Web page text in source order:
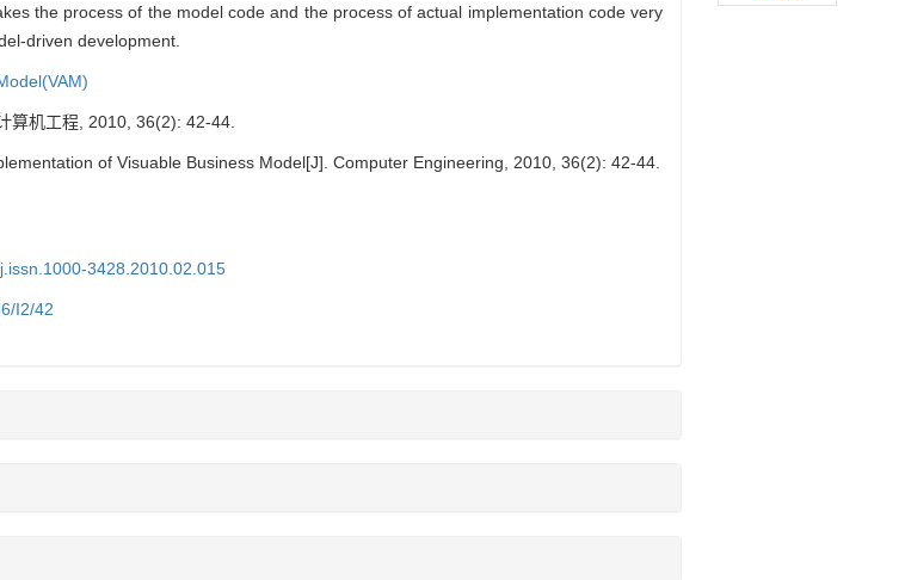
the process of the model code and the process of actual implementation code very
driven development.
算机工程, 2010, 36(2): 42-44.
of Visuable Business Model[J]. Computer Engineering, 2010, 36(2): 42-44.
3428.2010.02.015
I2/42